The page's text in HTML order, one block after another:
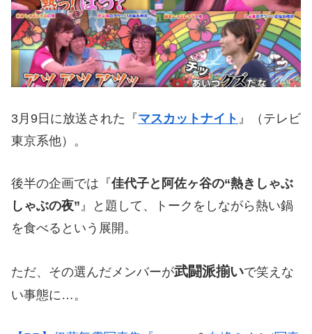
3月9日に放送された『マスカットナイト 』（テレビ
東京系他）。
後半の企画では『佳代子と阿佐ヶ谷の“熱きしゃぶ
しゃぶの夜” 』と題して、トークをしながら熱い鍋
を食べるという展開。
ただ、その選んだメンバーが武闘派揃いで笑えな
い事態に…。